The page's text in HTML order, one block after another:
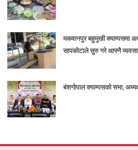
मकवानपुर बहुमुखी क्याम्पसमा
सापकोटाले सुरु गरे आफ्नै
बंशगोपाल क्याम्पसको सभा,